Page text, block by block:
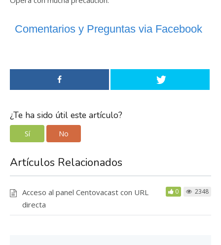
Comentarios y Preguntas via Facebook
¿Te ha sido útil este artículo?
Sí No
Artículos Relacionados
Acceso al panel Centovacast con URL
directa
0 2348